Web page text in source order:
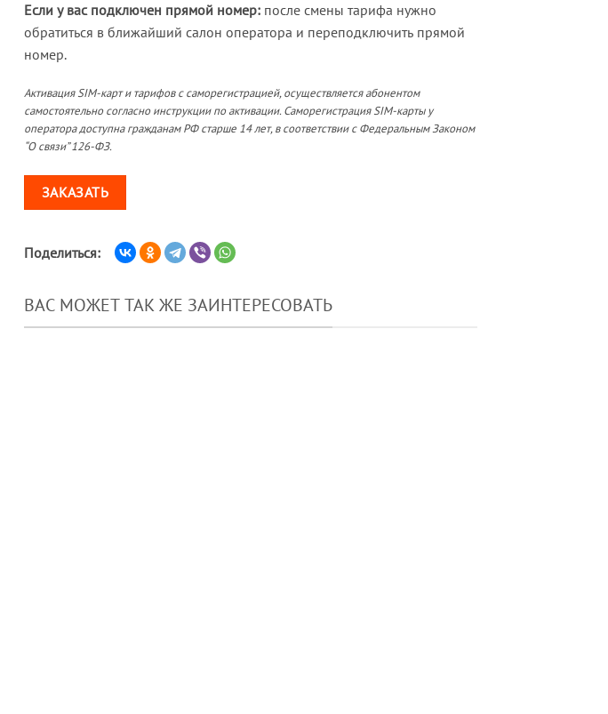
Если у вас подключен прямой номер: после смены тарифа нужно
обратиться в ближайший салон оператора и переподключить прямой
номер.
Активация SIM-карт и тарифов с саморегистрацией, осуществляется абонентом
самостоятельно согласно инструкции по активации. Саморегистрация SIM-карты у
оператора доступна гражданам РФ старше 14 лет, в соответствии с Федеральным Законом
“О связи” 126-ФЗ.
ЗАКАЗАТЬ
Поделиться:
ВАС МОЖЕТ ТАК ЖЕ ЗАИНТЕРЕСОВАТЬ